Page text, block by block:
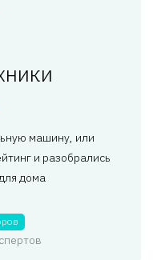
машину, или
и разобрались
дома